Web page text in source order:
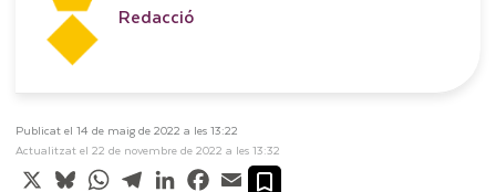
Redacció
Publicat el 14 de maig de 2022 a les 13:22
Actualitzat el 22 de novembre de 2022 a les 13:32
X BlueskyWhatsApp
TelegramLinkedInFacebook
Email